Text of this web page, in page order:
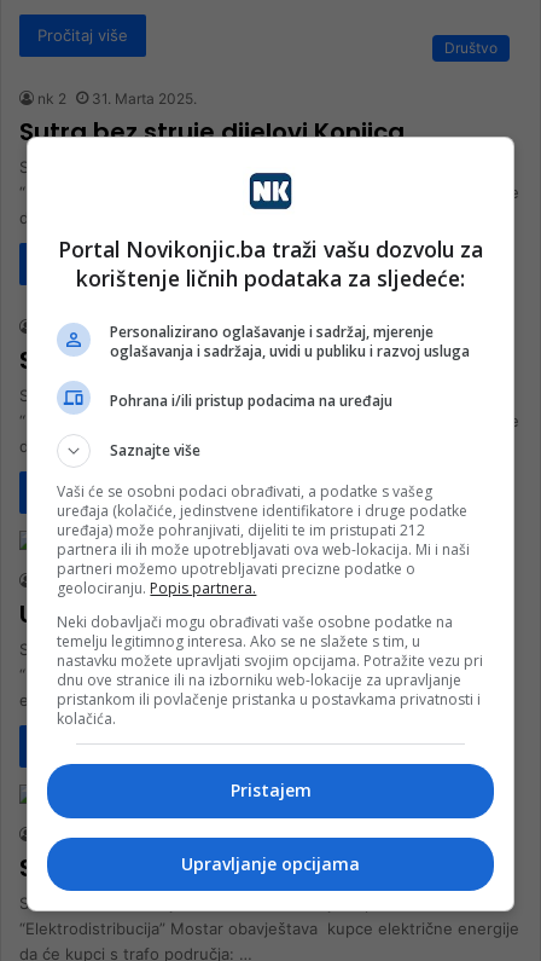
Pročitaj više
Društvo
nk 2 31. Marta 2025.
Sutra bez struje dijelovi Konjica
Služba za odnose s javnošću i informisanje kupaca Podružnica
“Elektrodistribucija” Mostar obavještava kupce električne energije
da će dio kupaca s trafo područja Spotrska…
Pročitaj više
Privreda
nk 2 26. Marta 2025.
Sutra bez struje dijelovi Konjica
Služba za odnose s javnošću i informisanje kupaca Podružnica
“Elektrodistribucija” Mostar obavještava kupce električne energije
da će kupci s trafo područja Orašje…
Pročitaj više
nk 2 17. Marta 2025.
U srijedu Kolonija bez struje
Služba za odnose sa javnošću i informisanje kupaca Podružnica
“Elektrodistribucija” Mostar obavještava kupce električne
energije da će kupci s trafo područja Soliter (TS br.…
Pročitaj više
Društvo
nk 2 4. Marta 2025.
Sutra bez struje dijelovi Klisa
Služba za odnose s javnošću i informisanje kupaca Podružnica
“Elektrodistribucija” Mostar obavještava kupce električne energije
da će kupci s trafo područja: …
Portal Novikonjic.ba traži vašu dozvolu za
korištenje ličnih podataka za sljedeće:
Personalizirano oglašavanje i sadržaj, mjerenje
oglašavanja i sadržaja, uvidi u publiku i razvoj usluga
Pohrana i/ili pristup podacima na uređaju
Saznajte više
Vaši će se osobni podaci obrađivati, a podatke s vašeg
uređaja (kolačiće, jedinstvene identifikatore i druge podatke
uređaja) može pohranjivati, dijeliti te im pristupati 212
partnera ili ih može upotrebljavati ova web-lokacija. Mi i naši
partneri možemo upotrebljavati precizne podatke o
geolociranju. Popis partnera.
Neki dobavljači mogu obrađivati vaše osobne podatke na
temelju legitimnog interesa. Ako se ne slažete s tim, u
nastavku možete upravljati svojim opcijama. Potražite vezu pri
dnu ove stranice ili na izborniku web-lokacije za upravljanje
pristankom ili povlačenje pristanka u postavkama privatnosti i
kolačića.
Pristajem
Upravljanje opcijama